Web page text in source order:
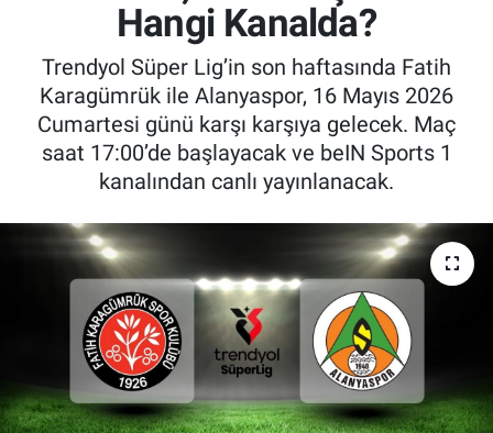
Hangi Kanalda?
Trendyol Süper Lig’in son haftasında Fatih
Karagümrük ile Alanyaspor, 16 Mayıs 2026
Cumartesi günü karşı karşıya gelecek. Maç
saat 17:00’de başlayacak ve beIN Sports 1
kanalından canlı yayınlanacak.
Kadın & Aile
Kültür & Sanat
Siyaset
Teknoloji
Yazarlar
Astroloji-Rüya